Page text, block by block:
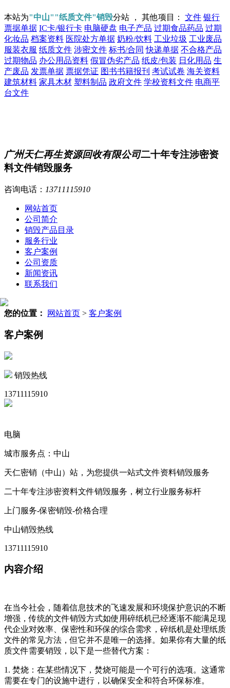
本站为"中山""纸质文件"销毁分站 ， 其他项目： 文件 银行
票据单据 IC卡/银行卡 电脑硬盘 电子产品 过期食品药品 过期
化妆品 档案资料 医院处方单据 奶粉/饮料 工业垃圾 工业废品
服装衣服 纸质文件 涉密文件 标书/合同 快递单据 不合格产品
过期物品 办公用品资料 假冒伪劣产品 纸皮/包装 日化用品 生
产废品 发票单据 票据凭证 图书书籍报刊 考试试卷 海关资料
建筑材料 家具木材 塑料制品 政府文件 学校资料文件 电商平
台文件
广州天仁再生资源回收有限公司二十年专注涉密资
料文件销毁服务
咨询电话： 13711115910
网站首页
公司简介
销毁产品目录
服务行业
客户案例
公司资质
新闻资讯
联系我们
您的位置： 网站首页 > 客户案例
客户案例
销毁热线
13711115910
电脑
城市服务点：中山
天仁密销（中山）站，为您提供一站式文件资料销毁服务
二十年专注涉密资料文件销毁服务，树立行业服务标杆
上门服务-保密销毁-价格合理
中山销毁热线
13711115910
内容介绍
在当今社会，随着信息技术的飞速发展和环境保护意识的不断
增强，传统的文件销毁方式如使用碎纸机已经逐渐不能满足现
代企业对效率、保密性和环保的综合需求，碎纸机是处理纸质
文件的常见方法，但它并不是唯一的选择。如果你有大量的纸
质文件需要销毁，以下是一些替代方案：
1. 焚烧：在某些情况下，焚烧可能是一个可行的选项。这通常
需要在专门的设施中进行，以确保安全和符合环保标准。